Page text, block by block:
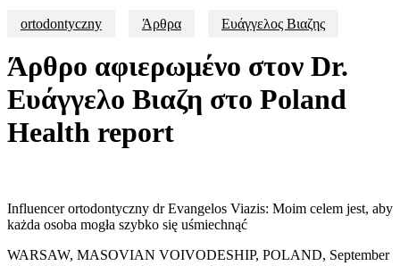
ortodontyczny Άρθρα Ευάγγελος Βιαζης
Άρθρο αφιερωμένο στον Dr.
Ευάγγελο Βιαζη στο Poland
Health report
Influencer ortodontyczny dr Evangelos Viazis: Moim celem jest, aby
każda osoba mogła szybko się uśmiechnąć
WARSAW, MASOVIAN VOIVODESHIP, POLAND, September